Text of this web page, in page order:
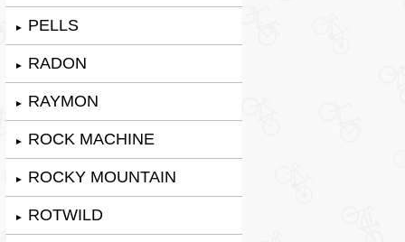
► PELLS
► RADON
► RAYMON
► ROCK MACHINE
► ROCKY MOUNTAIN
► ROTWILD